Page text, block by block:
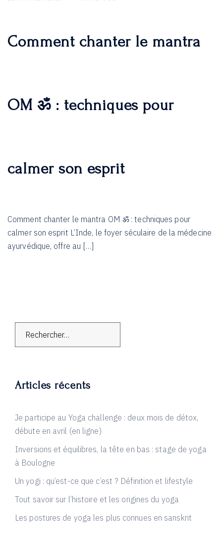
Comment chanter le mantra
OM ॐ : techniques pour
calmer son esprit
Comment chanter le mantra OM ॐ : techniques pour
calmer son esprit L’Inde, le foyer séculaire de la médecine
ayurvédique, offre au […]
Rechercher :
Articles récents
Je participe au Yoga challenge : deux mois de détox,
débute en avril (en ligne)
Inversions et équilibres, la tête en bas : stage de yoga
à Boulogne
Un yogi : qu’est-ce que c’est ? Définition et lifestyle
Tout savoir sur l’histoire et les origines du yoga
Les postures de yoga les plus connues en sanskrit